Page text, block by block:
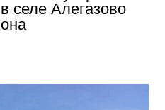
селе Алегазово